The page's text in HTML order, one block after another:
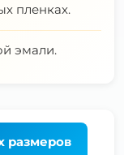
пленках.
эмали.
размеров